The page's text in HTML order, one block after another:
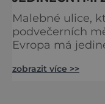
Malebné ulice,
podvečerních
Evropa má
zve na cestu
zobrazit více >>